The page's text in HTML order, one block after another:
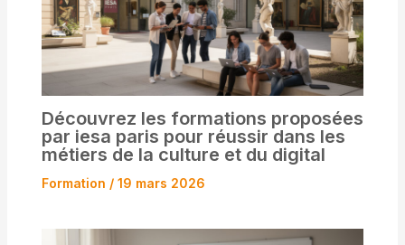
Découvrez les formations proposées
par iesa paris pour réussir dans les
métiers de la culture et du digital
Formation / 19 mars 2026